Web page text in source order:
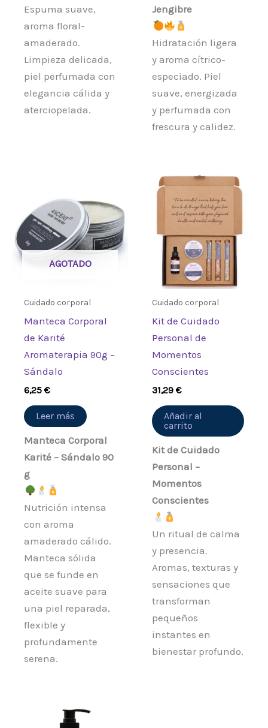
Espuma suave,
aroma floral-
amaderado.
Limpieza delicada,
piel perfumada con
elegancia cálida y
aterciopelada.
Jengibre
Hidratación ligera
y aroma cítrico-
especiado. Piel
suave, energizada
y perfumada con
frescura y calidez.
AGOTADO
Cuidado corporal
Manteca Corporal
de Karité
Aromaterapia 90g –
Sándalo
6,25€
Leer más
Manteca Corporal
Karité – Sándalo 90
g
Nutrición intensa
con aroma
amaderado cálido.
Manteca sólida
que se funde en
aceite suave para
una piel reparada,
flexible y
profundamente
serena.
Cuidado corporal
Kit de Cuidado
Personal de
Momentos
Conscientes
31,29€
Añadir al
carrito
Kit de Cuidado
Personal –
Momentos
Conscientes
Un ritual de calma
y presencia.
Aromas, texturas y
sensaciones que
transforman
pequeños
instantes en
bienestar profundo.